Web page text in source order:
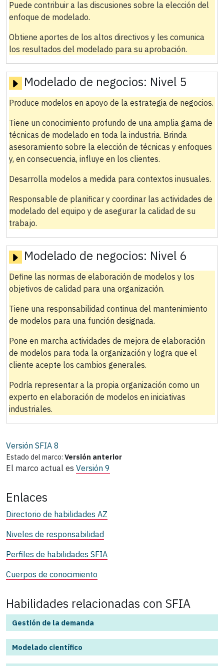
Puede contribuir a las discusiones sobre la elección del
enfoque de modelado.
Obtiene aportes de los altos directivos y les comunica
los resultados del modelado para su aprobación.
Modelado de negocios: Nivel 5
Produce modelos en apoyo de la estrategia de negocios.
Tiene un conocimiento profundo de una amplia gama de
técnicas de modelado en toda la industria. Brinda
asesoramiento sobre la elección de técnicas y enfoques
y, en consecuencia, influye en los clientes.
Desarrolla modelos a medida para contextos inusuales.
Responsable de planificar y coordinar las actividades de
modelado del equipo y de asegurar la calidad de su
trabajo.
Modelado de negocios: Nivel 6
Define las normas de elaboración de modelos y los
objetivos de calidad para una organización.
Tiene una responsabilidad continua del mantenimiento
de modelos para una función designada.
Pone en marcha actividades de mejora de elaboración
de modelos para toda la organización y logra que el
cliente acepte los cambios generales.
Podría representar a la propia organización como un
experto en elaboración de modelos en iniciativas
industriales.
Versión SFIA 8
Estado del marco: Versión anterior
El marco actual es Versión 9
Enlaces
Directorio de habilidades AZ
Niveles de responsabilidad
Perfiles de habilidades SFIA
Cuerpos de conocimiento
Habilidades relacionadas con SFIA
Gestión de la demanda
Modelado científico